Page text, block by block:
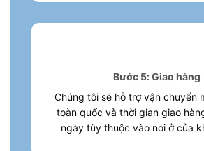
Bước 5: Giao hàng
Chúng tôi sẽ hỗ trợ vận chuyển
toàn quốc và thời gian giao
ngày tùy thuộc vào nơi ở của